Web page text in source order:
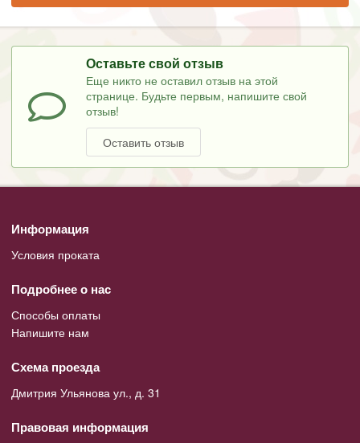
Оставьте свой отзыв
Еще никто не оставил отзыв на этой
странице. Будьте первым, напишите свой
отзыв!
Оставить отзыв
Информация
Условия проката
Подробнее о нас
Способы оплаты
Напишите нам
Схема проезда
Дмитрия Ульянова ул., д. 31
Правовая информация